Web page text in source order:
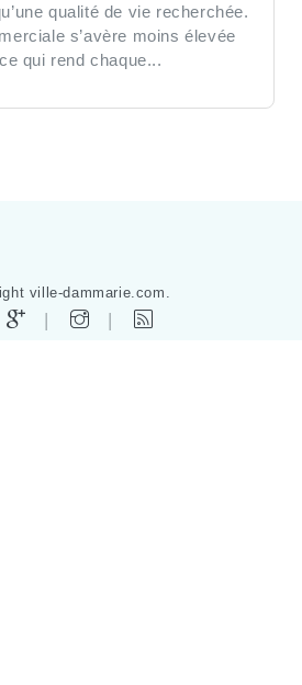
qualité de vie recherchée.
s’avère moins élevée
qui rend chaque...
ville-dammarie.com.